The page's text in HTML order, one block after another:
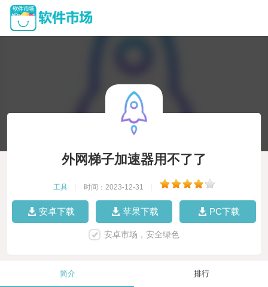
外网梯子加速器用不了了
工具 时间：2023-12-31
安卓下载 苹果下载 PC下载
安卓市场，安全绿色
简介 排行